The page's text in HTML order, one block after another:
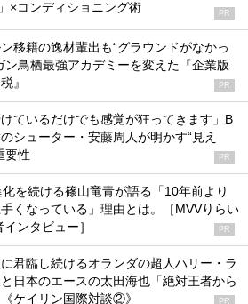
」×コンディショニング術 PR
ン移籍の逸材輩出も“グラウンドがなかっ
鳥栖最強アカデミーを変えた『企業版
』
PR
けているだけでも感覚が狂ってきます」B
シューター・安藤周人が明かす“見え
要性
PR
を続ける篠山竜青が語る「10年前より
くなっている」理由とは。［MVVりらい
ンタビュー］
PR
君臨し続けるオランダの超人ハリー・ラ
日本のエースの太田海也「絶対王者から
ケイリン国際対談②》
PR